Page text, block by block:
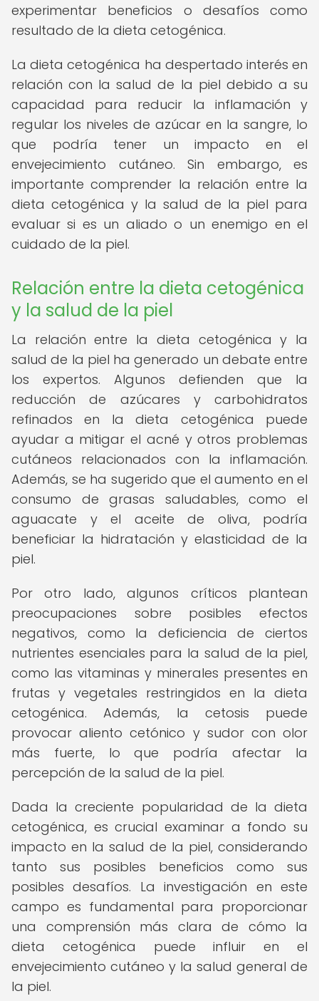
experimentar beneficios o desafíos como
resultado de la dieta cetogénica.
La dieta cetogénica ha despertado interés en
relación con la salud de la piel debido a su
capacidad para reducir la inflamación y
regular los niveles de azúcar en la sangre, lo
que podría tener un impacto en el
envejecimiento cutáneo. Sin embargo, es
importante comprender la relación entre la
dieta cetogénica y la salud de la piel para
evaluar si es un aliado o un enemigo en el
cuidado de la piel.
Relación entre la dieta cetogénica
y la salud de la piel
La relación entre la dieta cetogénica y la
salud de la piel ha generado un debate entre
los expertos. Algunos defienden que la
reducción de azúcares y carbohidratos
refinados en la dieta cetogénica puede
ayudar a mitigar el acné y otros problemas
cutáneos relacionados con la inflamación.
Además, se ha sugerido que el aumento en el
consumo de grasas saludables, como el
aguacate y el aceite de oliva, podría
beneficiar la hidratación y elasticidad de la
piel.
Por otro lado, algunos críticos plantean
preocupaciones sobre posibles efectos
negativos, como la deficiencia de ciertos
nutrientes esenciales para la salud de la piel,
como las vitaminas y minerales presentes en
frutas y vegetales restringidos en la dieta
cetogénica. Además, la cetosis puede
provocar aliento cetónico y sudor con olor
más fuerte, lo que podría afectar la
percepción de la salud de la piel.
Dada la creciente popularidad de la dieta
cetogénica, es crucial examinar a fondo su
impacto en la salud de la piel, considerando
tanto sus posibles beneficios como sus
posibles desafíos. La investigación en este
campo es fundamental para proporcionar
una comprensión más clara de cómo la
dieta cetogénica puede influir en el
envejecimiento cutáneo y la salud general de
la piel.